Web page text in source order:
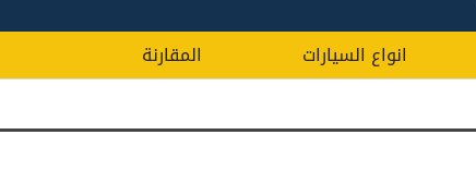
انواع السيارات المقارنة